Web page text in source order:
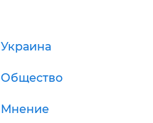
Украина
Общество
Мнение